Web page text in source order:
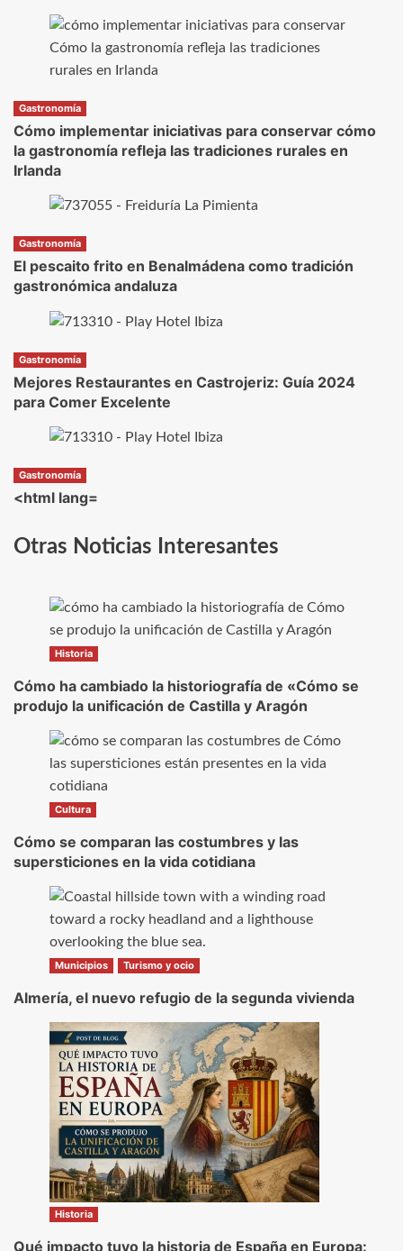
Gastronomía
Cómo implementar iniciativas para conservar cómo
la gastronomía refleja las tradiciones rurales en
Irlanda
Gastronomía
El pescaito frito en Benalmádena como tradición
gastronómica andaluza
Gastronomía
Mejores Restaurantes en Castrojeriz: Guía 2024
para Comer Excelente
Gastronomía
<html lang=
Otras Noticias Interesantes
Historia
Cómo ha cambiado la historiografía de «Cómo se
produjo la unificación de Castilla y Aragón
Cultura
Cómo se comparan las costumbres y las
supersticiones en la vida cotidiana
Municipios Turismo y ocio
Almería, el nuevo refugio de la segunda vivienda
Historia
Qué impacto tuvo la historia de España en Europa: